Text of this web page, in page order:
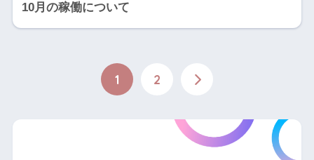
10月の稼働について
1 2